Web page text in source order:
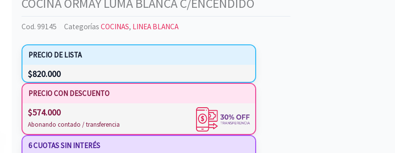
Cod. 99145 Categorías COCINAS, LINEA BLANCA
PRECIO DE LISTA
$820.000
PRECIO CON DESCUENTO
$574.000
Abonando contado / transferencia
6 CUOTAS SIN INTERÉS